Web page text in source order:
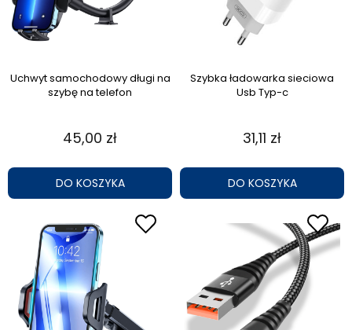
Uchwyt samochodowy długi na
szybę na telefon
45,00 zł
DO KOSZYKA
Szybka ładowarka sieciowa
Usb Typ-c
31,11 zł
DO KOSZYKA